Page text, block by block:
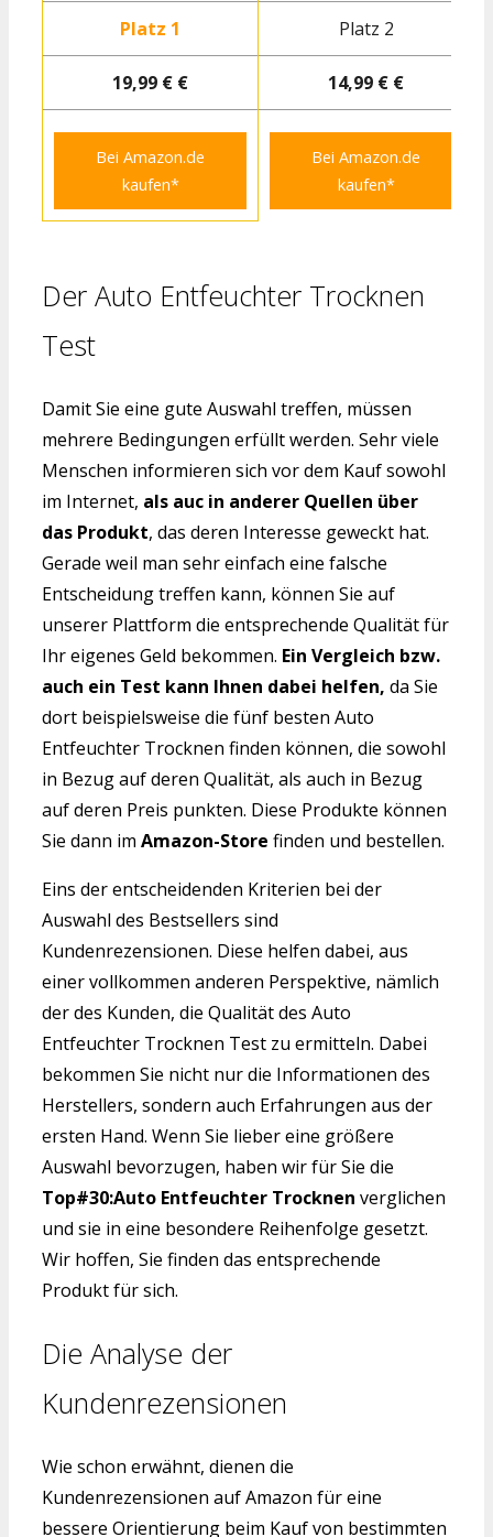
Platz 1 Platz 2
19,99 € € 14,99 € €
Bei Amazon.de
kaufen*
Bei Amazon.de
kaufen*
Der Auto Entfeuchter Trocknen
Test
Damit Sie eine gute Auswahl treffen, müssen
mehrere Bedingungen erfüllt werden. Sehr viele
Menschen informieren sich vor dem Kauf sowohl
im Internet, als auc in anderer Quellen über
das Produkt, das deren Interesse geweckt hat.
Gerade weil man sehr einfach eine falsche
Entscheidung treffen kann, können Sie auf
unserer Plattform die entsprechende Qualität für
Ihr eigenes Geld bekommen. Ein Vergleich bzw.
auch ein Test kann Ihnen dabei helfen, da Sie
dort beispielsweise die fünf besten Auto
Entfeuchter Trocknen finden können, die sowohl
in Bezug auf deren Qualität, als auch in Bezug
auf deren Preis punkten. Diese Produkte können
Sie dann im Amazon-Store finden und bestellen.
Eins der entscheidenden Kriterien bei der
Auswahl des Bestsellers sind
Kundenrezensionen. Diese helfen dabei, aus
einer vollkommen anderen Perspektive, nämlich
der des Kunden, die Qualität des Auto
Entfeuchter Trocknen Test zu ermitteln. Dabei
bekommen Sie nicht nur die Informationen des
Herstellers, sondern auch Erfahrungen aus der
ersten Hand. Wenn Sie lieber eine größere
Auswahl bevorzugen, haben wir für Sie die
Top#30:Auto Entfeuchter Trocknen verglichen
und sie in eine besondere Reihenfolge gesetzt.
Wir hoffen, Sie finden das entsprechende
Produkt für sich.
Die Analyse der
Kundenrezensionen
Wie schon erwähnt, dienen die
Kundenrezensionen auf Amazon für eine
bessere Orientierung beim Kauf von bestimmten